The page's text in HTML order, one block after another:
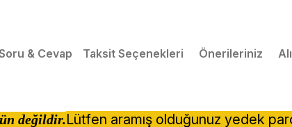
& Cevap Taksit Seçenekleri Önerileriniz
değildir.Lütfen aramış olduğunuz yedek